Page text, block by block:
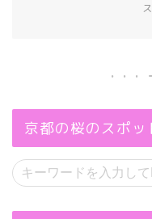
京都の桜のスポッ